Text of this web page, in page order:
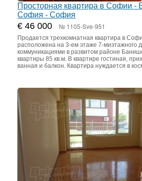
Просторная квартира в Софии -
София - София
€ 46 000 № 1105-Sve-951
Продается трехкомнатная квартира в
расположена на 3-ем этаже 7-миэтажного
коммуникациями в развитом районе
квартиры 85 кв.м. В квартире гостиная,
ванная и балкон. Квартира нуждается в